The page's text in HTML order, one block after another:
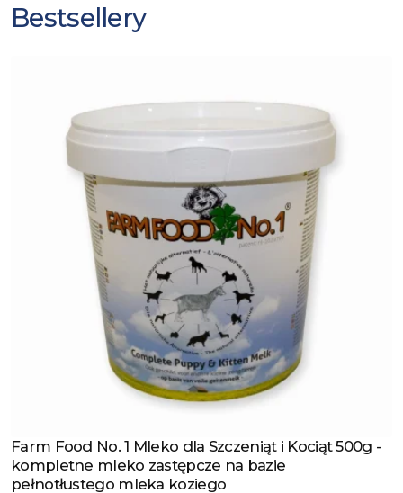
Bestsellery
Zobacz produkt
Farm Food No. 1 Mleko dla Szczeniąt i Kociąt 500g -
kompletne mleko zastępcze na bazie
pełnotłustego mleka koziego